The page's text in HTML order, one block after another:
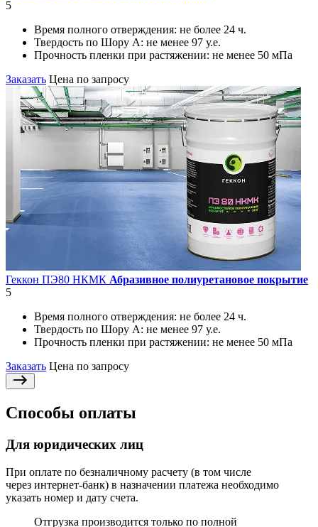
5
Время полного отверждения: не более 24 ч.
Твердость по Шору А: не менее 97 у.е.
Прочность пленки при растяжении: не менее 50 мПа
Заказать Цена по запросу
Геккон ПЭ80 НКМК Абразивное полиуретановое покрытие
5
Время полного отверждения: не более 24 ч.
Твердость по Шору А: не менее 97 у.е.
Прочность пленки при растяжении: не менее 50 мПа
Заказать Цена по запросу
Способы оплаты
Для юридических лиц
При оплате по безналичному расчету (в том числе
через интернет-банк) в назначении платежа необходимо
указать номер и дату счета.
Отгрузка производится только по полной